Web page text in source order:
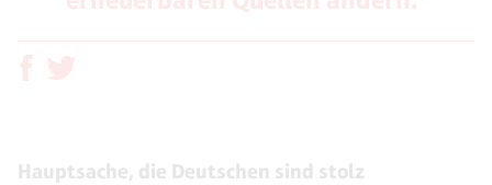
Hauptsache, die Deutschen sind stolz